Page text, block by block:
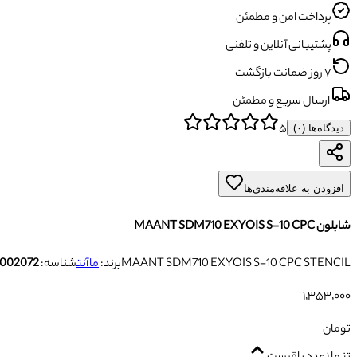
پرداخت امن و مطمئن
پشتیبانی آنلاین و تلفنی
۷ روز ضمانت بازگشت
ارسال سریع و مطمئن
دیدگاه‌ها (۰) ۵
افزودن به علاقه‌مندی‌ها
شابلون MAANT SDM710 EXYOIS S-10 CPC
MAANT SDM710 EXYOIS S-10 CPC STENCILبرند:ماآنتشناسه:
۱٬۳۵۳٬۰۰۰
تومان